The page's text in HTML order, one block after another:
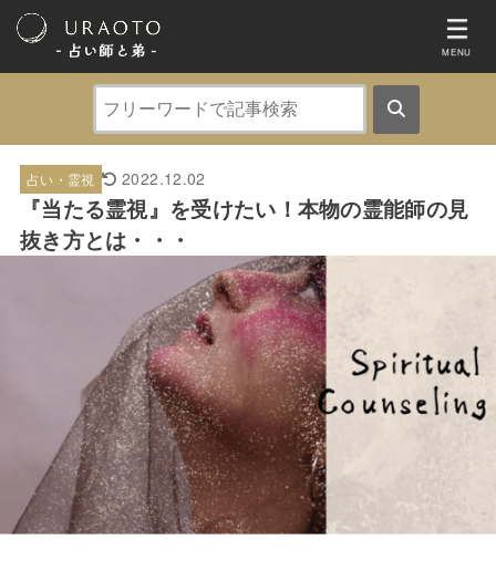
- 占い師と弟 ‐ MENU
占い・霊視 2022.12.02
『当たる霊視』を受けたい！本物の霊能師の見
抜き方とは・・・